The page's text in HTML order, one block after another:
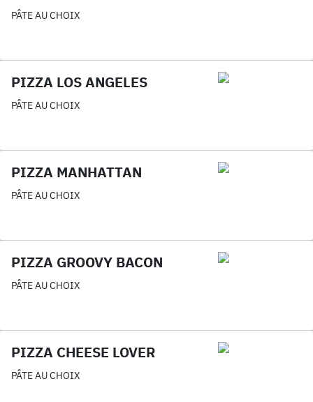
PÂTE AU CHOIX
PIZZA LOS ANGELES
PÂTE AU CHOIX
PIZZA MANHATTAN
PÂTE AU CHOIX
PIZZA GROOVY BACON
PÂTE AU CHOIX
PIZZA CHEESE LOVER
PÂTE AU CHOIX